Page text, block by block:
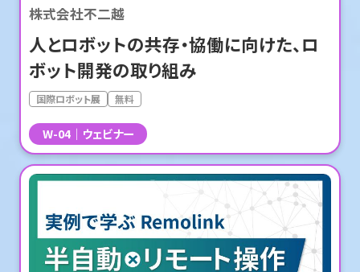
W-04 ウェビナー
株式会社不二越
人とロボットの共存・協働に向けた、ロ
ボット開発の取り組み
国際ロボット展 無料